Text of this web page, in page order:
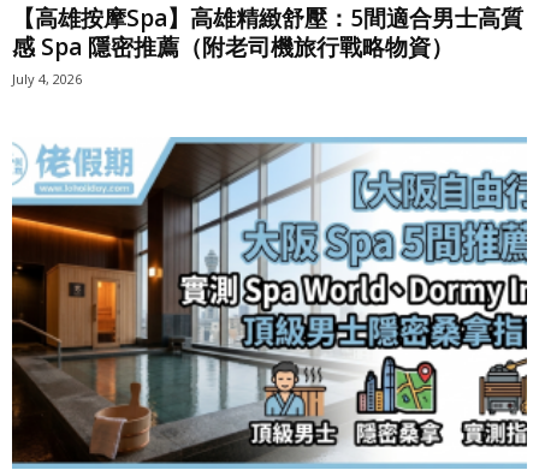
【高雄按摩Spa】高雄精緻舒壓：5間適合男士高質
感 Spa 隱密推薦（附老司機旅行戰略物資）
July 4, 2026